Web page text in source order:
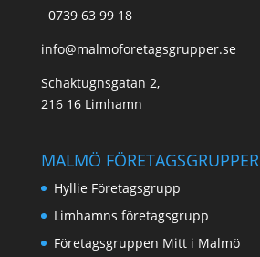
0739 63 99 18
info@malmoforetagsgrupper.se
Schaktugnsgatan 2,
216 16 Limhamn
MALMÖ FÖRETAGSGRUPPER
Hyllie Företagsgrupp
Limhamns företagsgrupp
Företagsgruppen Mitt i Malmö